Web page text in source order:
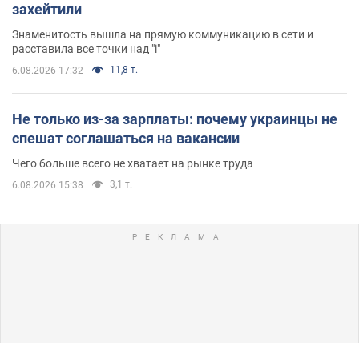
захейтили
Знаменитость вышла на прямую коммуникацию в сети и
расставила все точки над "i"
6.08.2026 17:32 11,8 т.
Не только из-за зарплаты: почему украинцы не
спешат соглашаться на вакансии
Чего больше всего не хватает на рынке труда
6.08.2026 15:38 3,1 т.